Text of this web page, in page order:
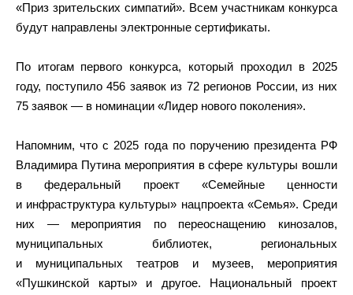
«Приз зрительских симпатий». Всем участникам конкурса
будут направлены электронные сертификаты.
По итогам первого конкурса, который проходил в 2025
году, поступило 456 заявок из 72 регионов России, из них
75 заявок — в номинации «Лидер нового поколения».
Напомним, что с 2025 года по поручению президента РФ
Владимира Путина мероприятия в сфере культуры вошли
в федеральный проект «Семейные ценности
и инфраструктура культуры» нацпроекта «Семья». Среди
них — мероприятия по переоснащению кинозалов,
муниципальных библиотек, региональных
и муниципальных театров и музеев, мероприятия
«Пушкинской карты» и другое. Национальный проект